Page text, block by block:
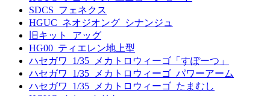
SDCS_フェネクス
HGUC_ネオジオング_シナンジュ
旧キット_アッグ
HG00_ティエレン地上型
ハセガワ_1/35_メカトロウィーゴ「すぽーつ」
ハセガワ_1/35_メカトロウィーゴ_パワーアーム
ハセガワ_1/35_メカトロウィーゴ_たまむし